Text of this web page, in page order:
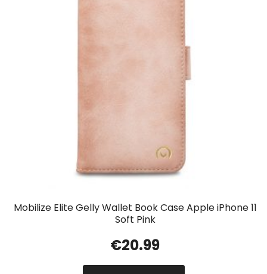
Mobilize Elite Gelly Wallet Book Case Apple iPhone 11
Soft Pink
€20.99